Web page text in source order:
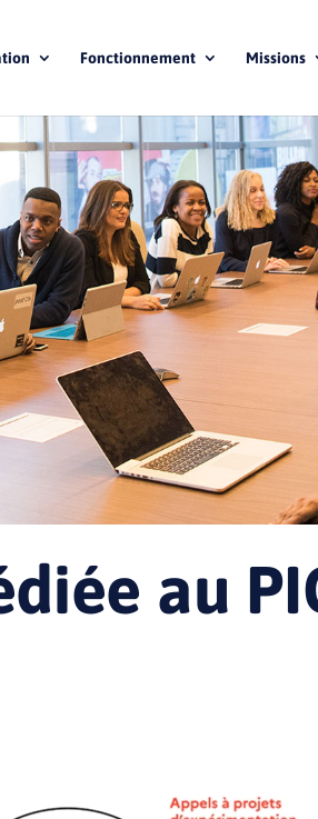
Fonctionnement Missions
au